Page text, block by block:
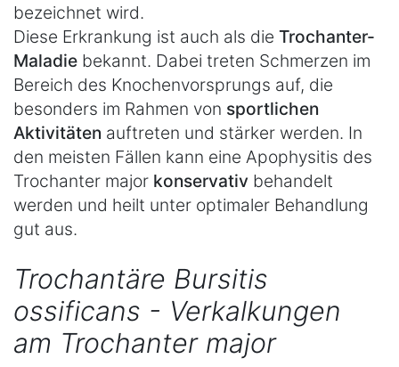
bezeichnet wird.
Diese Erkrankung ist auch als die Trochanter-
Maladie bekannt. Dabei treten Schmerzen im
Bereich des Knochenvorsprungs auf, die
besonders im Rahmen von sportlichen
Aktivitäten auftreten und stärker werden. In
den meisten Fällen kann eine Apophysitis des
Trochanter major konservativ behandelt
werden und heilt unter optimaler Behandlung
gut aus.
Trochantäre Bursitis
ossificans - Verkalkungen
am Trochanter major